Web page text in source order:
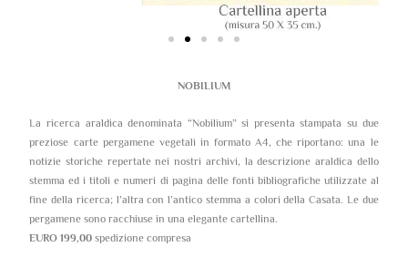
NOBILIUM
La ricerca araldica denominata “Nobilium” si presenta stampata su due
preziose carte pergamene vegetali in formato A4, che riportano: una le
notizie storiche repertate nei nostri archivi, la descrizione araldica dello
stemma ed i titoli e numeri di pagina delle fonti bibliografiche utilizzate al
fine della ricerca; l’altra con l’antico stemma a colori della Casata. Le due
pergamene sono racchiuse in una elegante cartellina.
EURO 199,00 spedizione compresa